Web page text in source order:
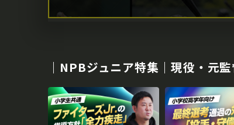
｜NPBジュニア特集｜現役・元